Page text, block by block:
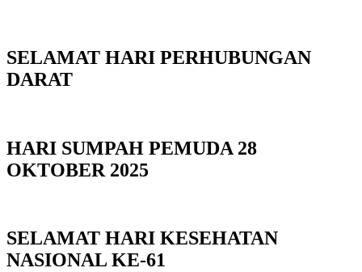
SELAMAT HARI PERHUBUNGAN
DARAT
HARI SUMPAH PEMUDA 28
OKTOBER 2025
SELAMAT HARI KESEHATAN
NASIONAL KE-61